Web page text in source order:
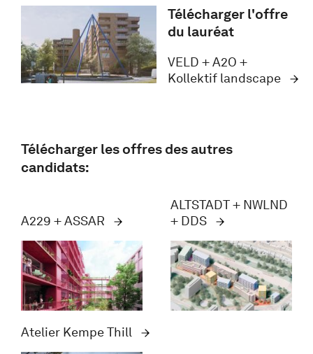
Télécharger l'offre
du lauréat
VELD + A2O +
Kollektif landscape
Télécharger les offres des autres
candidats:
A229 + ASSAR
ALTSTADT + NWLND
+ DDS
Atelier Kempe Thill